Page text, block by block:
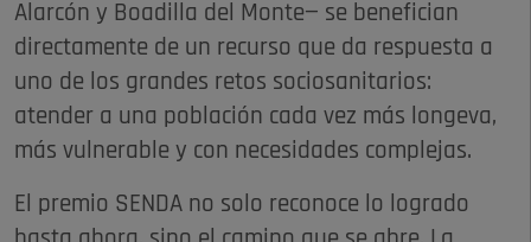
Alarcón y Boadilla del Monte— se benefician
directamente de un recurso que da respuesta a
uno de los grandes retos sociosanitarios:
atender a una población cada vez más longeva,
más vulnerable y con necesidades complejas.
El premio SENDA no solo reconoce lo logrado